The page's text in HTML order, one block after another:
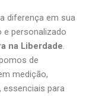
diferença em sua
personalizado
na Liberdade.
de
medição,
para